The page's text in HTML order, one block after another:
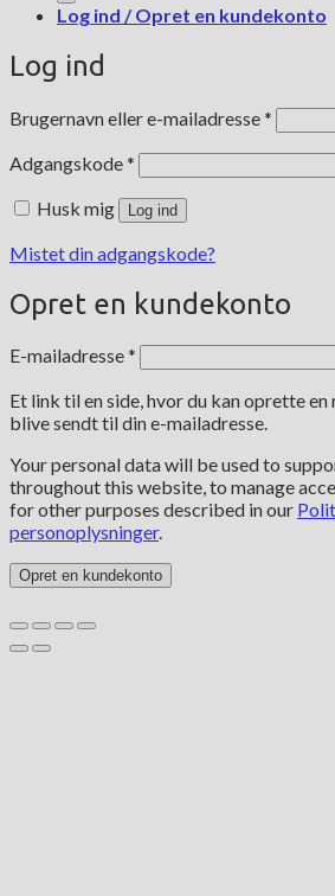
Log ind / Opret en kundekonto
Log ind
Brugernavn eller e-mailadresse*
Adgangskode* Påkrævet
Husk mig Log ind
Mistet din adgangskode?
Opret en kundekonto
E-mailadresse*
Et link til en side, hvor du kan oprette en
blive sendt til din e-mailadresse.
Your personal data will be used to
throughout this website, to manage
for other purposes described in our
personoplysninger.
Opret en kundekonto